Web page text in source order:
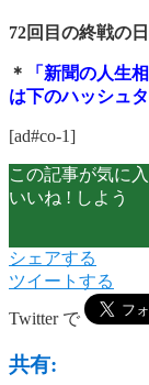
72回目の終戦の
＊
「新聞の人生
は下のハッシュ
[ad#co-1]
この記事が気に
いいね ! しよう
シェアする
ツイートする
Twitter で
共有: